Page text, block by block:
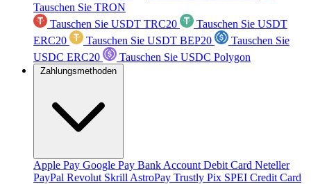
Tauschen Sie TRON
Tauschen Sie USDT TRC20
Tauschen Sie USDT
ERC20
Tauschen Sie USDT BEP20
Tauschen Sie
USDC ERC20
Tauschen Sie USDC Polygon
Zahlungsmethoden
Apple Pay Google Pay Bank Account Debit Card Neteller
PayPal Revolut Skrill AstroPay Trustly Pix SPEI Credit Card